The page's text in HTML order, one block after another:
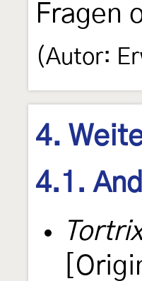
Fragen
(Autor:
4.
4.1.